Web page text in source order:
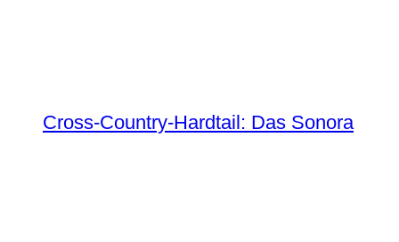
Cross-Country-Hardtail: Das Sonora